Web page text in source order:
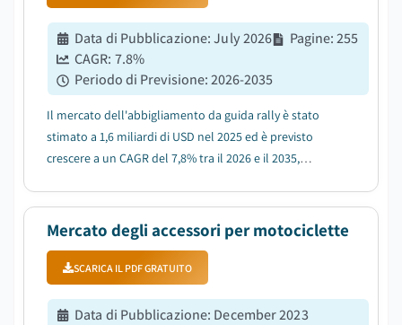
Data di Pubblicazione:July 2026 Pagine:255
CAGR: 7.8%
Periodo di Previsione:2026-2035
Il mercato dell'abbigliamento da guida rally è stato
stimato a 1,6 miliardi di USD nel 2025 ed è previsto
crescere a un CAGR del 7,8% tra il 2026 e il 2035,
Mercato degli accessori per motociclette
SCARICA IL PDF GRATUITO
Data di Pubblicazione: December 2023